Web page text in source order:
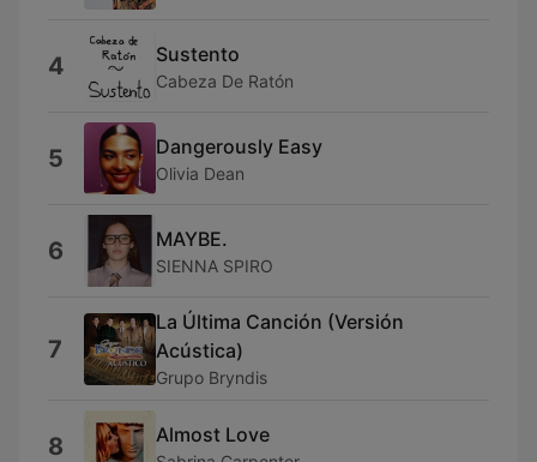
4 Sustento
Cabeza De Ratón
5 Dangerously Easy
Olivia Dean
6 MAYBE.
SIENNA SPIRO
7
La Última Canción (Versión
Acústica)
Grupo Bryndis
8 Almost Love